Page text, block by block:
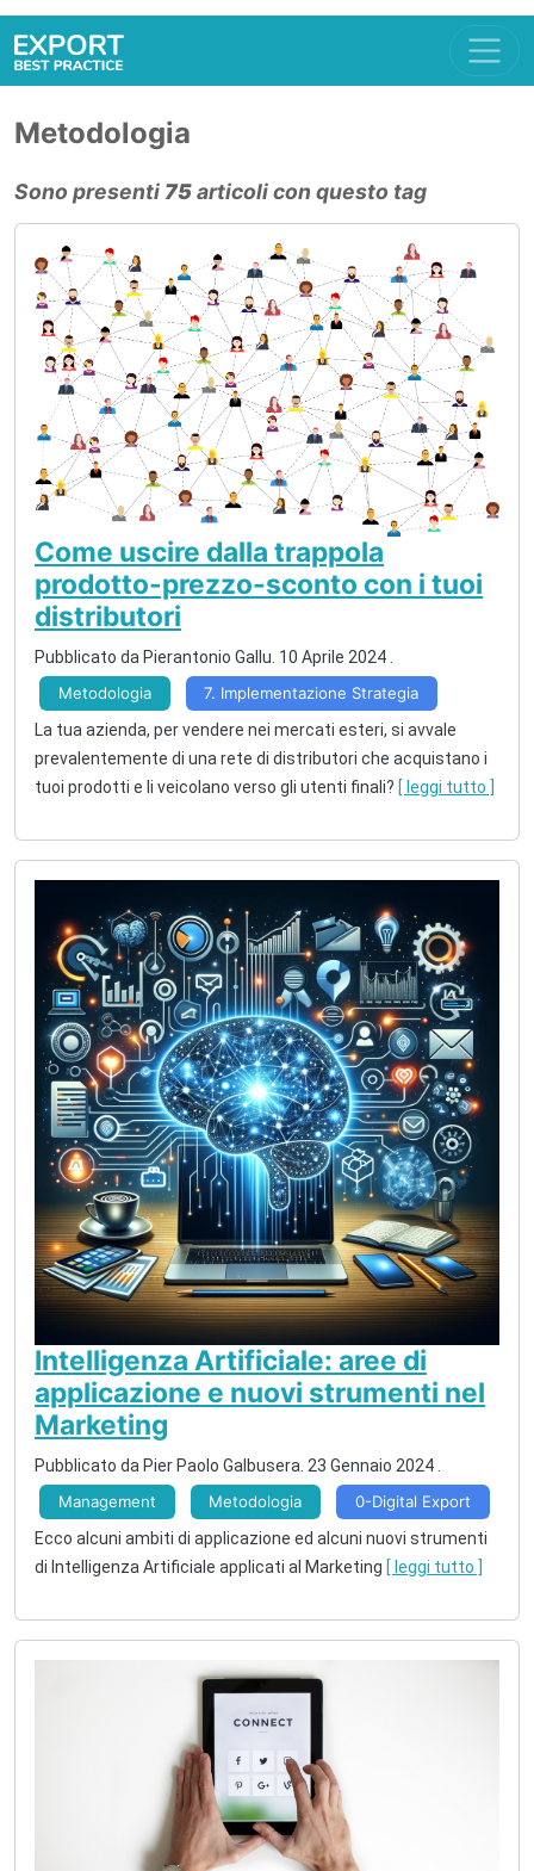
Metodologia
Sono presenti 75articoli con questo tag
Come uscire dalla trappola
prodotto-prezzo-sconto con i tuoi
distributori
Pubblicato da Pierantonio Gallu. 10 Aprile 2024
Metodologia
7. Implementazione Strategia
La tua azienda, per vendere nei mercati esteri, si avvale
prevalentemente di una rete di distributori che acquistano i
tuoi prodotti e li veicolano verso gli utenti finali? [ leggi tutto ]
Intelligenza Artificiale: aree di
applicazione e nuovi strumenti nel
Marketing
Pubblicato da Pier Paolo Galbusera. 23 Gennaio 2024
Management
Metodologia
0-Digital Export
Ecco alcuni ambiti di applicazione ed alcuni nuovi strumenti
di Intelligenza Artificiale applicati al Marketing [ leggi tutto ]